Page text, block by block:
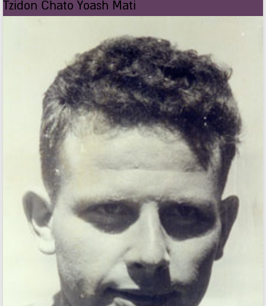
Tzidon Chato Yoash Mati